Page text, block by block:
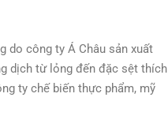
do công ty Á Châu sản xuất
dịch từ lỏng đến đặc sệt thích
ty chế biến thực phẩm, mỹ